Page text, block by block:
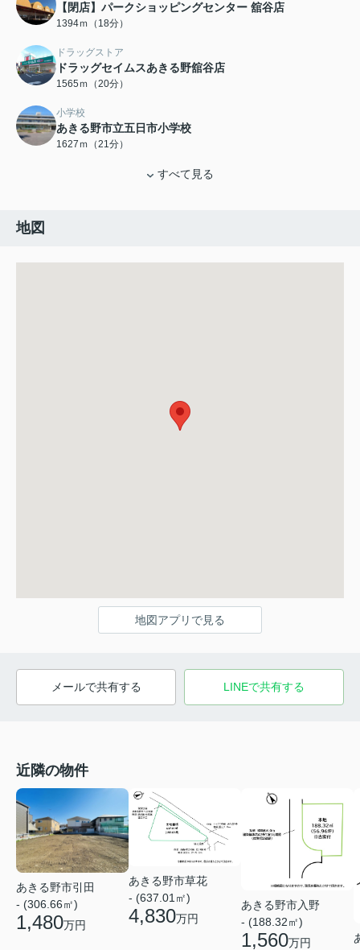
【閉店】パークショッピングセンター 舘谷店
1394ｍ（18分）
ドラッグストア
ドラッグセイムスあきる野舘谷店
1565ｍ（20分）
小学校
あきる野市立五日市小学校
1627ｍ（21分）
すべて見る
地図
地図アプリで見る
メールで共有する LINEで共有する
近隣の物件
あきる野市引田
- (306.66㎡)
1,480万円
あきる野市草花
- (637.01㎡)
4,830万円
あきる野市入野
- (188.32㎡)
1,560万円